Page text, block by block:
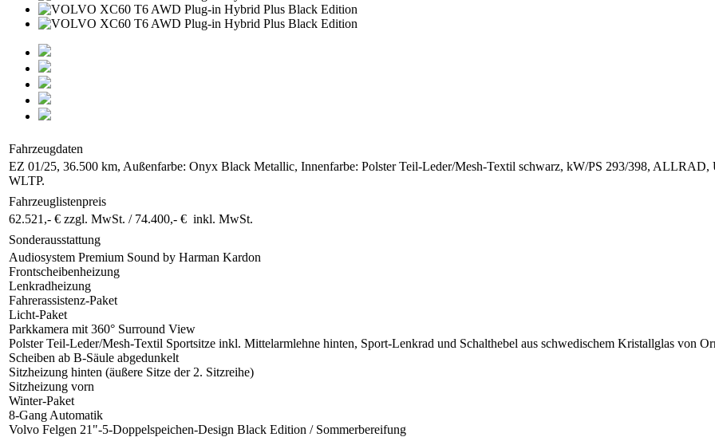
Fahrzeugdaten
EZ 01/25, 36.500 km, Außenfarbe: Onyx Black Metallic, Innenfarbe: Polster Teil-Leder/Mesh-Textil schwarz, kW/PS 293/398,
WLTP.
Fahrzeuglistenpreis
62.521,- € zzgl. MwSt. / 74.400,- € inkl. MwSt.
Sonderausstattung
Audiosystem Premium Sound by Harman Kardon
Frontscheibenheizung
Lenkradheizung
Fahrerassistenz-Paket
Licht-Paket
Parkkamera mit 360° Surround View
Polster Teil-Leder/Mesh-Textil Sportsitze inkl. Mittelarmlehne hinten, Sport-Lenkrad und Schalthebel aus schwedischem Kristallglas von
Scheiben ab B-Säule abgedunkelt
Sitzheizung hinten (äußere Sitze der 2. Sitzreihe)
Sitzheizung vorn
Winter-Paket
8-Gang Automatik
Volvo Felgen 21"-5-Doppelspeichen-Design Black Edition / Sommerbereifung